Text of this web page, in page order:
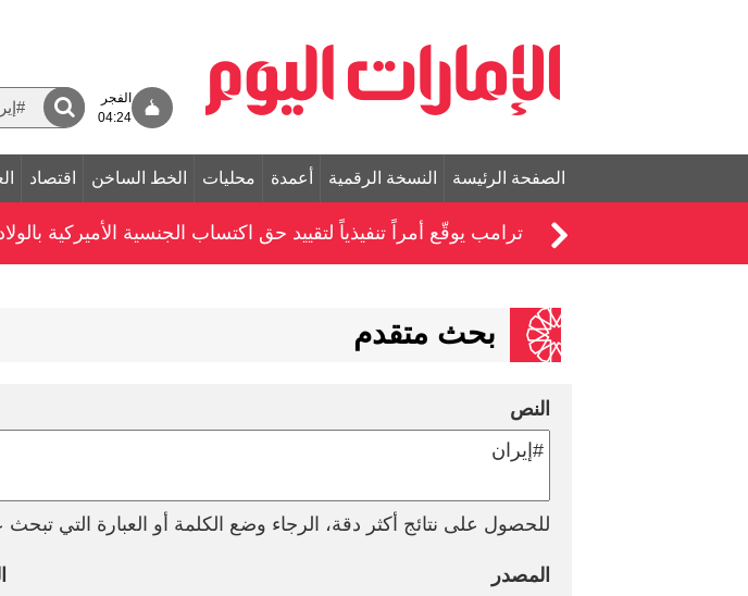
الفجر
04:24
الصفحة الرئيسة النسخة الرقمية أعمدة محليات الخط الساخن اقتصاد
ترامب يوقّع أمراً تنفيذياً لتقييد حق اكتساب الجنسية الأميركية
بحث متقدم
النص
للحصول على نتائج أكثر دقة، الرجاء وضع الكلمة أو العبارة التي
المصدر